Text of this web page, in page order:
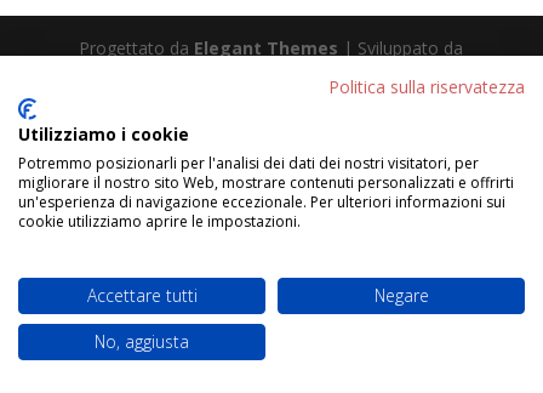
Progettato da Elegant Themes | Sviluppato da
Politica sulla riservatezza
Utilizziamo i cookie
Potremmo posizionarli per l'analisi dei dati dei nostri visitatori, per
migliorare il nostro sito Web, mostrare contenuti personalizzati e offrirti
un'esperienza di navigazione eccezionale. Per ulteriori informazioni sui
cookie utilizziamo aprire le impostazioni.
Accettare tutti
Negare
No, aggiusta